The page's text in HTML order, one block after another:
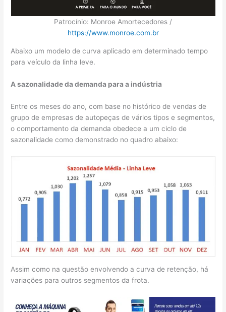
Patrocínio: Monroe Amortecedores /
https://www.monroe.com.br
Abaixo um modelo de curva aplicado em determinado tempo
para veículo da linha leve.
A sazonalidade da demanda para a indústria
Entre os meses do ano, com base no histórico de vendas de
grupo de empresas de autopeças de vários tipos e segmentos,
o comportamento da demanda obedece a um ciclo de
sazonalidade como demonstrado no quadro abaixo:
Assim como na questão envolvendo a curva de retenção, há
variações para outros segmentos da frota.